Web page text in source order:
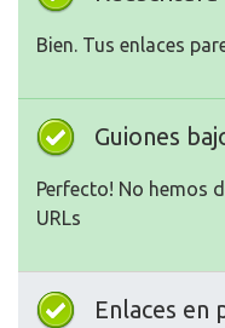
Bien. Tus enlaces
Guiones
Perfecto! No hemos
URLs
Enlaces en